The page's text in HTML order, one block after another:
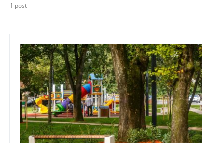
1 post